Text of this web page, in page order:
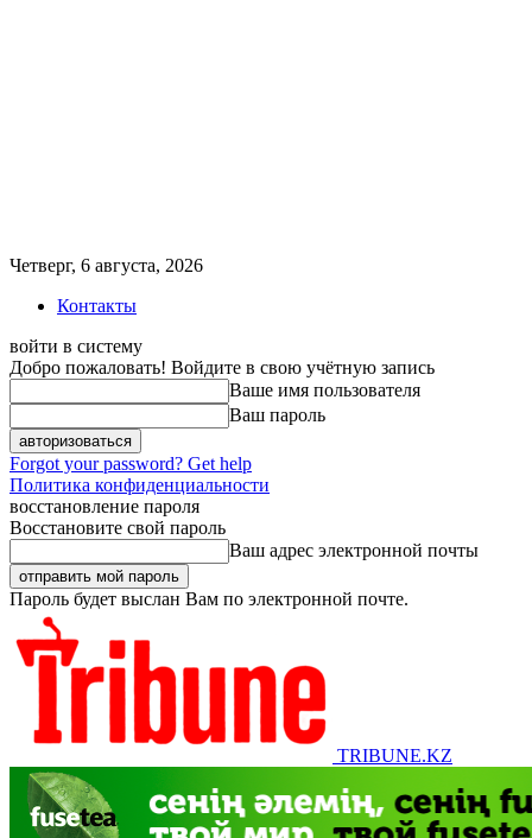
Четверг, 6 августа, 2026
Контакты
войти в систему
Добро пожаловать! Войдите в свою учётную запись
Ваше имя пользователя
Ваш пароль
Forgot your password? Get help
Политика конфиденциальности
восстановление пароля
Восстановите свой пароль
Ваш адрес электронной почты
Пароль будет выслан Вам по электронной почте.
TRIBUNE.KZ